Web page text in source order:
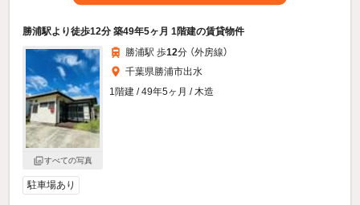
勝浦駅より徒歩12分 築49年5ヶ月 1階建の賃貸物件
すべての写真
勝浦駅 歩12分 （外房線）
千葉県勝浦市出水
1階建 / 49年5ヶ月 / 木造
駐車場あり